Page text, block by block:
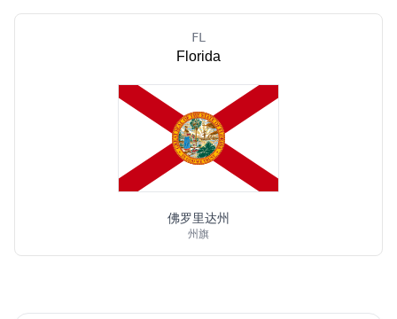
FL
Florida
佛罗里达州
州旗